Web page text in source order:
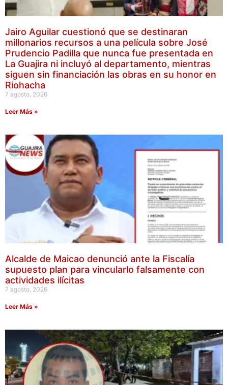
Jairo Aguilar cuestionó que se destinaran
millonarios recursos a una película sobre José
Prudencio Padilla que nunca fue presentada en
La Guajira ni incluyó al departamento, mientras
siguen sin financiación las obras en su honor en
Riohacha
7 agosto, 2026
Leer Más »
Alcalde de Maicao denunció ante la Fiscalía
supuesto plan para vincularlo falsamente con
actividades ilícitas
7 agosto, 2026
Leer Más »